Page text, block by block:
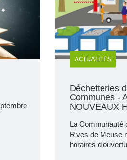
ACTUALITÉS
Déchetteries
Communes -
NOUVEAUX
La Communauté
Rives de Meuse
horaires